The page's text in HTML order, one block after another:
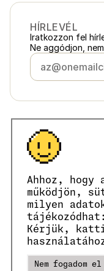
Ahhoz, hogy
működjön,
milyen
tájékozódhat:
Kérjük,
Nem fogadom el
HÍRLEVÉL
Iratkozzon fel
Ne aggódjon,
Magyarország
Česko
Slovensko
Polska
Österreich
Deutschland
France
België
Danmark
Eesti
© 2016 →
A Loukykvět
Az EKO-KOM
A
A hivatalos
EORI számunk:
ÁFA-fizetők
Verze20302